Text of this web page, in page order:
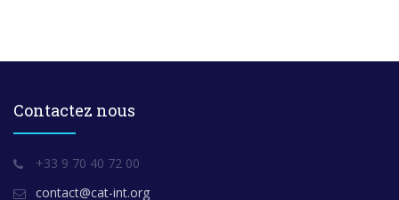
Contactez nous
+33 9 70 40 72 00
contact@cat-int.org